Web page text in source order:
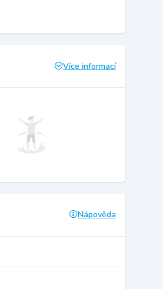
Více informací
Nápověda